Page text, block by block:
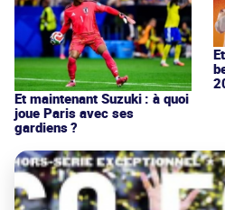
Et maintenant Suzuki : à quoi
joue Paris avec ses
gardiens ?